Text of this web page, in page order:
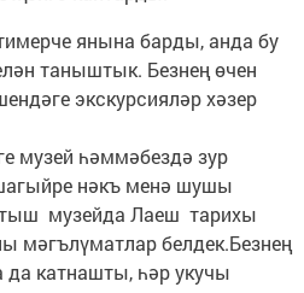
янына барды, анда бу
таныштык. Безнең өчен
экскурсияләр хәзер
музей һәммәбездә зур
нәкъ менә шушы
музейда Лаеш тарихы
мәгълүматлар белдек.Безнең
катнашты, һәр укучы